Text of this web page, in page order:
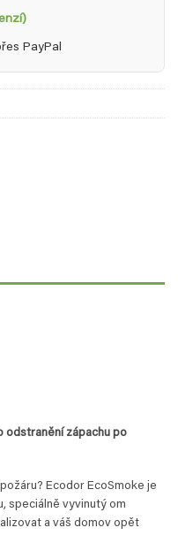
PayPal
odstranění zápachu po
Ecodor EcoSmoke je
speciálně vyvinutý om
a váš domov opět